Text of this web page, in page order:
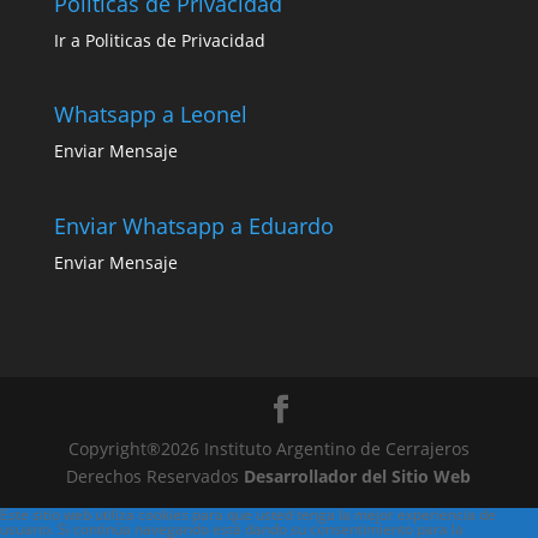
Ir a Politicas de Privacidad
Whatsapp a Leonel
Enviar Mensaje
Enviar Whatsapp a Eduardo
Enviar Mensaje
Copyright®2026 Instituto Argentino de Cerrajeros
Derechos Reservados Desarrollador del Sitio Web
Este sitio web utiliza cookies para que usted tenga la mejor experiencia de
usuario. Si continúa navegando está dando su consentimiento para la